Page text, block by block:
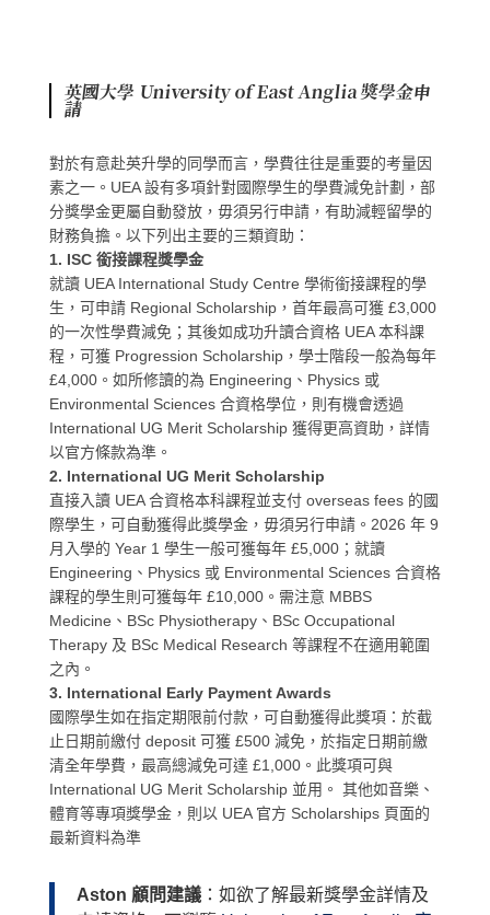
英國大學 University ofEast Anglia獎學金申
請
對於有意赴英升學的同學而言，學費往往是重要的考量因
素之一。UEA 設有多項針對國際學生的學費減免計劃，部
分獎學金更屬自動發放，毋須另行申請，有助減輕留學的
財務負擔。以下列出主要的三類資助：
1. ISC 銜接課程獎學金
就讀 UEA International Study Centre 學術銜接課程的學
生，可申請 Regional Scholarship，首年最高可獲 £3,000
的一次性學費減免；其後如成功升讀合資格 UEA 本科課
程，可獲 Progression Scholarship，學士階段一般為每年
£4,000。如所修讀的為 Engineering、Physics 或
Environmental Sciences 合資格學位，則有機會透過
International UG Merit Scholarship 獲得更高資助，詳情
以官方條款為準。
2. International UG Merit Scholarship
直接入讀 UEA 合資格本科課程並支付 overseas fees 的國
際學生，可自動獲得此獎學金，毋須另行申請。2026 年 9
月入學的 Year 1 學生一般可獲每年 £5,000；就讀
Engineering、Physics 或 Environmental Sciences 合資格
課程的學生則可獲每年 £10,000。需注意 MBBS
Medicine、BSc Physiotherapy、BSc Occupational
Therapy 及 BSc Medical Research 等課程不在適用範圍
之內。
3. International Early Payment Awards
國際學生如在指定期限前付款，可自動獲得此獎項：於截
止日期前繳付 deposit 可獲 £500 減免，於指定日期前繳
清全年學費，最高總減免可達 £1,000。此獎項可與
International UG Merit Scholarship 並用。 其他如音樂、
體育等專項獎學金，則以 UEA 官方 Scholarships 頁面的
最新資料為準
Aston 顧問建議：如欲了解最新獎學金詳情及